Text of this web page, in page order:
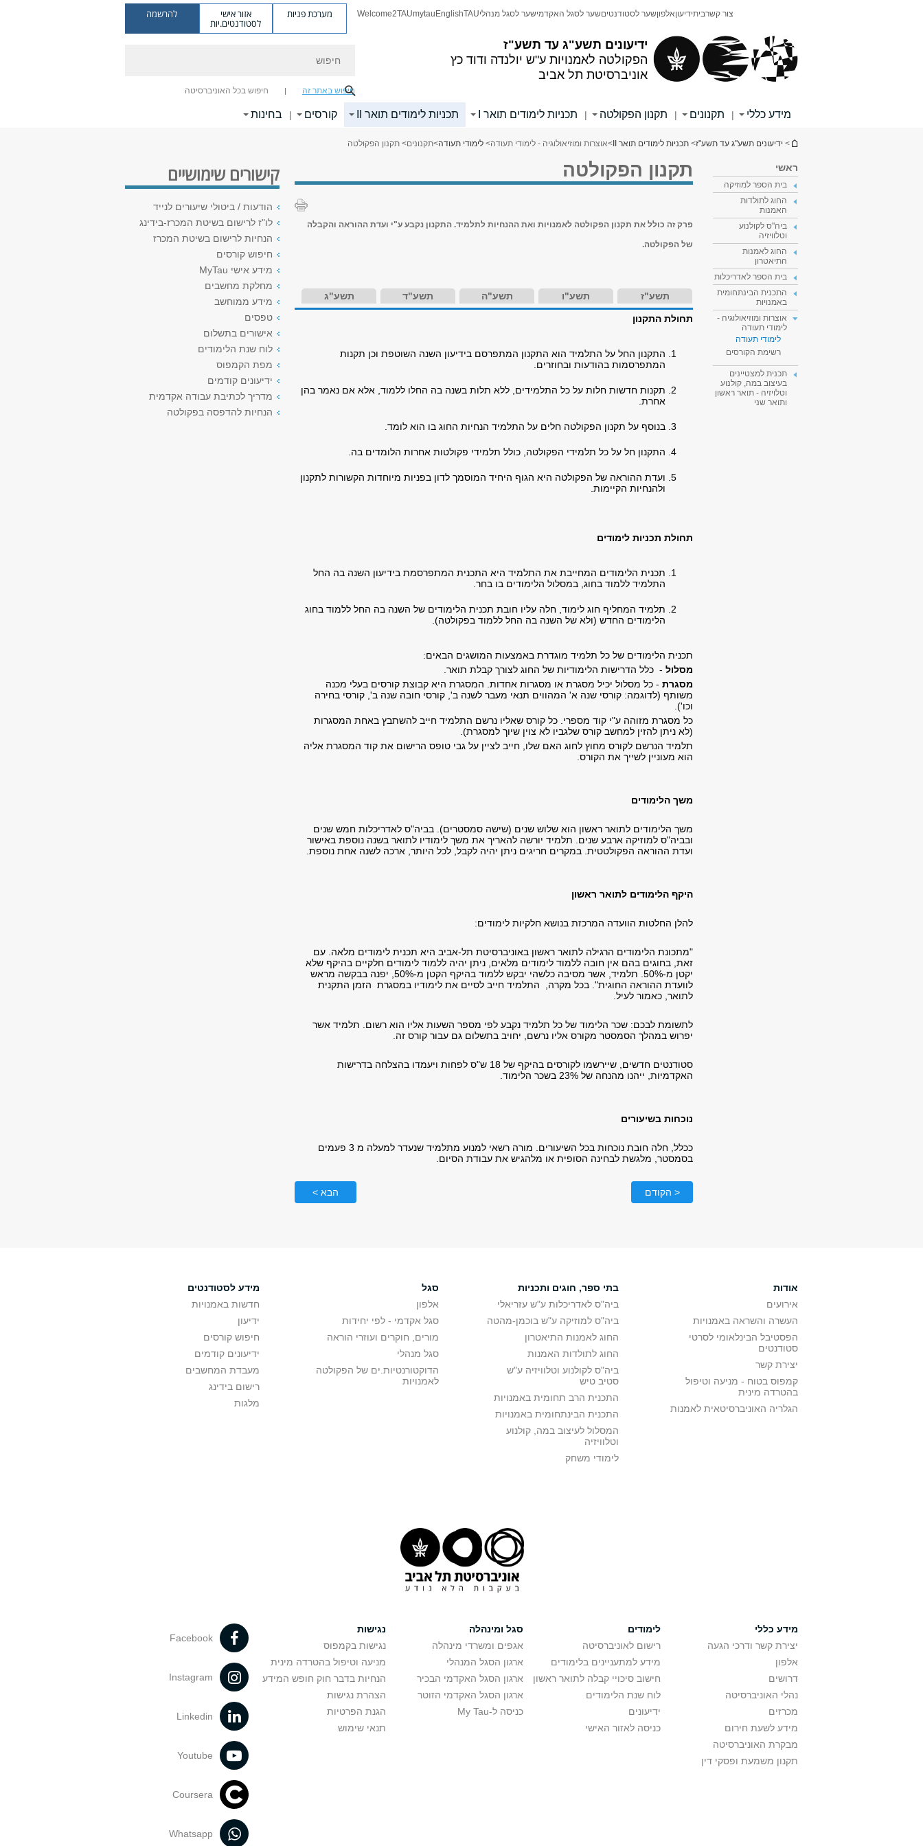
ידיעונים תשע"ג עד תשע"ז
הפקולטה לאמנויות ע"ש יולנדה ודוד כץ
אוניברסיטת תל אביב
צור קשרביתידיעוןאלפוןשער לסטודנטיםשער לסגל האקדמישער לסגל מנהליTAU
English
mytau
Welcome2TAU מערכת פניות אזור אישי
לסטודנטים.יות
להרשמה
חיפוש באתר זה חיפוש בכל האוניברסיטה
מידע כללי | תקנונים | תקנון הפקולטה | תכניות לימודים תואר I תכניות לימודים תואר II קורסים | בחינות
הינך נמצא כאן
> ידיעונים תשע"ג עד תשע"ז> תכניות לימודים תואר II >אוצרות ומוזיאולוגיה - לימודי תעודה> לימודי תעודה>תקנונים> תקנון הפקולטה
ראשי
בית הספר למוזיקה
החוג לתולדות
האמנות
ביה"ס לקולנוע
וטלוויזיה
החוג לאמנות
התיאטרון
בית הספר לאדריכלות
התכנית הבינתחומית
באמנויות
אוצרות ומוזיאולוגיה -
לימודי תעודה
לימודי תעודה
רשימת הקורסים
תכנית למצטיינים
בעיצוב במה, קולנוע
וטלויזיה - תואר ראשון
ותואר שני
תקנון הפקולטה
פרק זה כולל את תקנון הפקולטה לאמנויות ואת ההנחיות לתלמיד. התקנון נקבע ע"י ועדת ההוראה והקבלה
של הפקולטה.
תשע"ז תשע"ו תשע"ה תשע"ד תשע"ג
תחולת התקנון
התקנון החל על התלמיד הוא התקנון המתפרסם בידיעון השנה השוטפת וכן תקנות
המתפרסמות בהודעות ובחוזרים.
תקנות חדשות חלות על כל התלמידים, ללא תלות בשנה בה החלו ללמוד, אלא אם נאמר בהן
אחרת.
בנוסף על תקנון הפקולטה חלים על התלמיד הנחיות החוג בו הוא לומד.
התקנון חל על כל תלמידי הפקולטה, כולל תלמידי פקולטות אחרות הלומדים בה.
ועדת ההוראה של הפקולטה היא הגוף היחיד המוסמך לדון בפניות מיוחדות הקשורות לתקנון
ולהנחיות הקיימות.
תחולת תכניות לימודים
תכנית הלימודים המחייבת את התלמיד היא התכנית המתפרסמת בידיעון השנה בה החל
התלמיד ללמוד בחוג, במסלול הלימודים בו בחר.
תלמיד המחליף חוג לימוד, חלה עליו חובת תכנית הלימודים של השנה בה החל ללמוד בחוג
הלימודים החדש (ולא של השנה בה החל ללמוד בפקולטה).
תכנית הלימודים של כל תלמיד מוגדרת באמצעות המושגים הבאים:
מסלול - כלל הדרישות הלימודיות של החוג לצורך קבלת תואר.
מסגרת - כל מסלול יכיל מסגרת או מסגרות אחדות. המסגרת היא קבוצת קורסים בעלי מכנה
משותף (לדוגמה: קורסי שנה א' המהווים תנאי מעבר לשנה ב', קורסי חובה שנה ב', קורסי בחירה
וכו').
כל מסגרת מזוהה ע"י קוד מספרי. כל קורס שאליו נרשם התלמיד חייב להשתבץ באחת המסגרות
(לא ניתן להזין למחשב קורס שלגביו לא צוין שיוך למסגרת).
תלמיד הנרשם לקורס מחוץ לחוג האם שלו, חייב לציין על גבי טופס הרישום את קוד המסגרת אליה
הוא מעוניין לשייך את הקורס.
משך הלימודים
משך הלימודים לתואר ראשון הוא שלוש שנים (שישה סמסטרים). בביה"ס לאדריכלות חמש שנים
ובביה"ס למוזיקה ארבע שנים. תלמיד יורשה להאריך את משך לימודיו לתואר בשנה נוספת באישור
ועדת ההוראה הפקולטטית. במקרים חריגים ניתן יהיה לקבל, לכל היותר, ארכה לשנה אחת נוספת.
היקף הלימודים לתואר ראשון
להלן החלטות הוועדה המרכזת בנושא חלקיות לימודים:
"מתכונת הלימודים הרגילה לתואר ראשון באוניברסיטת תל-אביב היא תכנית לימודים מלאה. עם
זאת, בחוגים בהם אין חובה ללמוד לימודים מלאים, ניתן יהיה ללמוד לימודים חלקיים בהיקף שלא
יקטן מ-50%. תלמיד, אשר מסיבה כלשהי יבקש ללמוד בהיקף הקטן מ-50%, יפנה בבקשה מראש
לוועדת ההוראה החוגית". בכל מקרה, התלמיד חייב לסיים את לימודיו במסגרת הזמן התקנית
לתואר, כאמור לעיל.
לתשומת לבכם: שכר הלימוד של כל תלמיד נקבע לפי מספר השעות אליו הוא רשום. תלמיד אשר
יפרוש במהלך הסמסטר מקורס אליו נרשם, יחויב בתשלום גם עבור קורס זה.
סטודנטים חדשים, שיירשמו לקורסים בהיקף של 18 ש"ס לפחות ויעמדו בהצלחה בדרישות
האקדמיות, ייהנו מהנחה של 23% בשכר הלימוד.
נוכחות בשיעורים
ככלל, חלה חובת נוכחות בכל השיעורים. מורה רשאי למנוע מתלמיד שנעדר למעלה מ 3 פעמים
בסמסטר, מלגשת לבחינה הסופית או מלהגיש את עבודת הסיום.
< הקודם הבא >
קישורים שימושיים
הודעות / ביטולי שיעורים לנייד
לו"ז לרישום בשיטת המכרז-בידינג
הנחיות לרישום בשיטת המכרז
חיפוש קורסים
מידע אישי MyTau
מחלקת מחשבים
מידע ממוחשב
טפסים
אישורים בתשלום
לוח שנת הלימודים
מפת הקמפוס
ידיעונים קודמים
מדריך לכתיבת עבודה אקדמית
הנחיות להדפסה בפקולטה
אודות
אירועים
העשרה והשראה באמנויות
הפסטיבל הבינלאומי לסרטי
סטודנטים
יצירת קשר
קמפוס בטוח - מניעה וטיפול
בהטרדה מינית
הגלריה האוניברסיטאית לאמנות
בתי ספר, חוגים ותכניות
ביה"ס לאדריכלות ע"ש עזריאלי
ביה"ס למוזיקה ע"ש בוכמן-מהטה
החוג לאמנות התיאטרון
החוג לתולדות האמנות
ביה"ס לקולנוע וטלוויזיה ע"ש
סטיב טיש
התכנית הרב תחומית באמנויות
התכנית הבינתחומית באמנויות
המסלול לעיצוב במה, קולנוע
וטלוויזיה
לימודי משחק
סגל
אלפון
סגל אקדמי - לפי יחידות
מורים, חוקרים ועוזרי הוראה
סגל מנהלי
הדוקטורנטיות.ים של הפקולטה
לאמנויות
מידע לסטודנטים
חדשות באמנויות
ידיעון
חיפוש קורסים
ידיעונים קודמים
מעבדת המחשבים
רישום בידינג
מלגות
מידע כללי
יצירת קשר ודרכי הגעה
אלפון
דרושים
נהלי האוניברסיטה
מכרזים
מידע לשעת חירום
מבקרת האוניברסיטה
תקנון משמעת ופסקי דין
לימודים
רישום לאוניברסיטה
מידע למתעניינים בלימודים
חישוב סיכויי קבלה לתואר ראשון
לוח שנת הלימודים
ידיעונים
כניסה לאזור האישי
סגל ומינהלה
אגפים ומשרדי מינהלה
ארגון הסגל המנהלי
ארגון הסגל האקדמי הבכיר
ארגון הסגל האקדמי הזוטר
כניסה ל-My Tau
נגישות
נגישות בקמפוס
מניעה וטיפול בהטרדה מינית
הנחיות בדבר חוק חופש המידע
הצהרת נגישות
הגנת הפרטיות
תנאי שימוש
Facebook
Instagram
Linkedin
Youtube
Coursera
Whatsapp